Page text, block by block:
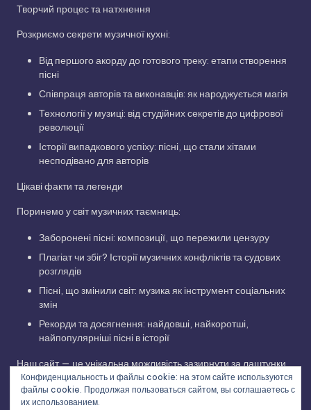
Творчий процес та натхнення
Розкриємо секрети музичної кухні:
Від першого акорду до готового треку: етапи створення
пісні
Співпраця авторів та виконавців: як народжується магія
Технології у музиці: від студійних секретів до цифрової
революції
Історії випадкового успіху: пісні, що стали хітами
несподівано для авторів
Цікаві факти та легенди
Поринемо у світ музичних таємниць:
Заборонені пісні: композиції, що пережили цензуру
Плагіат чи збіг? Історії музичних конфліктів та судових
розглядів
Пісні, що змінили світ: музика як інструмент соціальних
змін
Рекорди та досягнення: найдовші, найкоротші,
найпопулярніші пісні в історії
Наш сайт — це унікальна можливість зазирнути за лаштунки
музичної індустрії, дізнатися про творчий шлях улюблених
виконавців та відкрити для себе нові грані улюблених
Конфиденциальность и файлы cookie: на этом сайте используются
файлы cookie. Продолжая пользоваться сайтом, вы соглашаетесь с
их использованием.